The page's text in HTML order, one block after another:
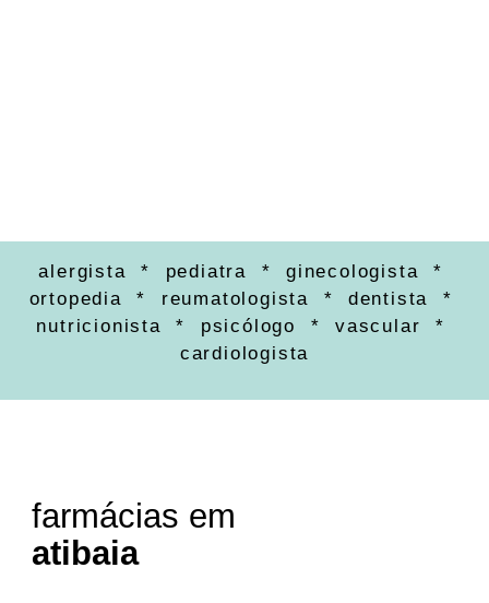
alergista * pediatra * ginecologista *
ortopedia * reumatologista * dentista *
nutricionista * psicólogo * vascular *
cardiologista
farmácias em
atibaia